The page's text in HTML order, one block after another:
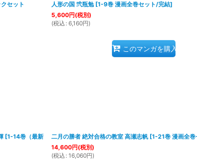
セット
人形の国 弐瓶勉 [1-9巻 漫画全巻セット/完結]
5,600円(税別)
(税込 : 6,160円)
このマンガを購入
[1-14巻（最新
二月の勝者 絶対合格の教室 高瀬志帆 [1-21巻 漫画全
14,600円(税別)
(税込 : 16,060円)